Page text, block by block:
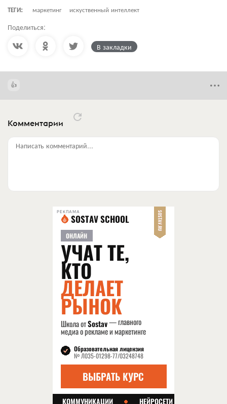
ТЕГИ: маркетинг искуственный интеллект
Поделиться:
В закладки
Комментарии
Написать комментарий...
РЕКЛАМА